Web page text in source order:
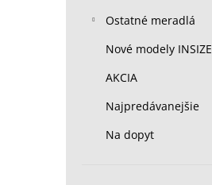
Ostatné meradlá
Nové modely INSIZE
AKCIA
Najpredávanejšie
Na dopyt